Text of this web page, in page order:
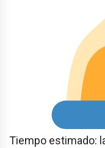
Tiempo estimado: